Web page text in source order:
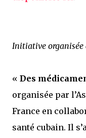
Initiative organisée
« Des
organisée par
France en
santé cubain. Il